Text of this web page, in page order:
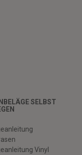
SELBST
Vinyl